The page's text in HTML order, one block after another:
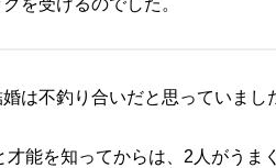
を受けるのでした。
は不釣り合いだと思っていまし
能を知ってからは、2人がうま